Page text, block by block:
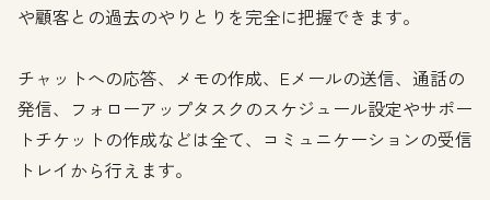
や顧客との過去のやりとりを完全に把握できます。
チャットへの応答、メモの作成、Eメールの送信、通話の
発信、フォローアップタスクのスケジュール設定やサポー
トチケットの作成などは全て、コミュニケーションの受信
トレイから行えます。